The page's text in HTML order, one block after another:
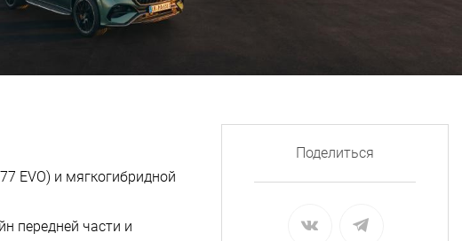
EVO) и мягкогибридной
передней части и
Поделиться